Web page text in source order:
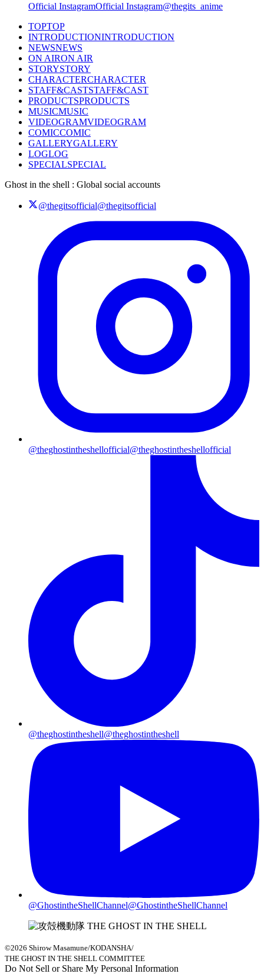
Official InstagramOfficial Instagram@thegits_anime
TOPTOP
INTRODUCTIONINTRODUCTION
NEWSNEWS
ON AIRON AIR
STORYSTORY
CHARACTERCHARACTER
STAFF&CASTSTAFF&CAST
PRODUCTSPRODUCTS
MUSICMUSIC
VIDEOGRAMVIDEOGRAM
COMICCOMIC
GALLERYGALLERY
LOGLOG
SPECIALSPECIAL
Ghost in the shell : Global social accounts
@thegitsofficial@thegitsofficial
@theghostintheshellofficial@theghostintheshellofficial
@theghostintheshell@theghostintheshell
@GhostintheShellChannel@GhostintheShellChannel
©2026 Shirow Masamune/KODANSHA/
THE GHOST IN THE SHELL COMMITTEE
Do Not Sell or Share My Personal Information